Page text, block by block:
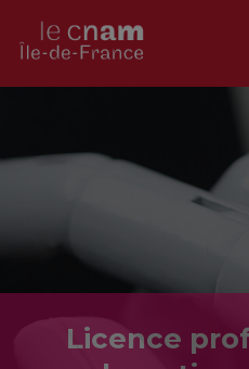
Licence